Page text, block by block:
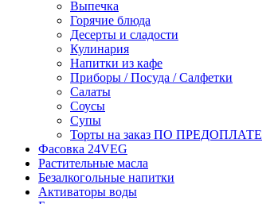
Выпечка
Горячие блюда
Десерты и сладости
Кулинария
Напитки из кафе
Приборы / Посуда / Салфетки
Салаты
Соусы
Супы
Торты на заказ ПО ПРЕДОПЛАТЕ
Фасовка 24VEG
Растительные масла
Безалкогольные напитки
Активаторы воды